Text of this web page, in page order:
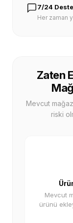
7/24
Her zaman
Zaten
Mevcut
riski
Mevcut
ürünü